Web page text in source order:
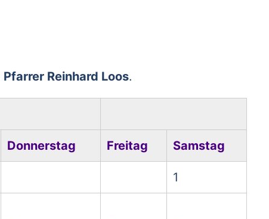
Pfarrer Reinhard Loos.
Donnerstag Freitag Samstag
1